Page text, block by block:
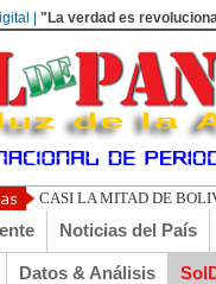
| "La verdad es
UN
Noticias del País
Datos & Análisis